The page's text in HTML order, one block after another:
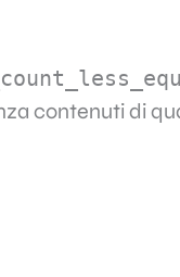
contenuti di